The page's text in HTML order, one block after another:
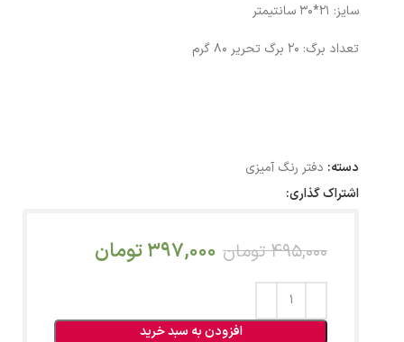
سایز: 21*30 سانتیمتر
تعداد برگ: 20 برگ تحریر 80 گرم
دسته: دفتر رنگ آمیزی
اشتراک گذاری:
495,000 تومان 397,000تومان
افزودن به سبد خرید